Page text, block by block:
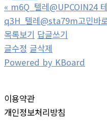
« m6Q_텔레@UPCOIN24
q3H_텔레@sta79m고민바
목록보기 답글쓰기
글수정 글삭제
Powered by KBoard
이용약관
개인정보처리방침